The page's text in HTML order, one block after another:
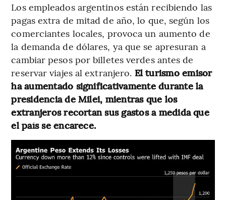
Los empleados argentinos están recibiendo las
pagas extra de mitad de año, lo que, según los
comerciantes locales, provoca un aumento de
la demanda de dólares, ya que se apresuran a
cambiar pesos por billetes verdes antes de
reservar viajes al extranjero. El turismo emisor
ha aumentado significativamente durante la
presidencia de Milei, mientras que los
extranjeros recortan sus gastos a medida que
el país se encarece.